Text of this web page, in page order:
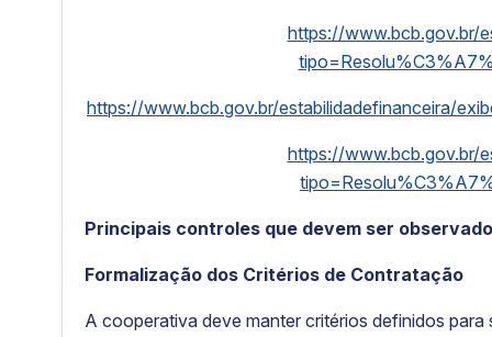
https://www.bcb.gov.br/
https://www.bcb.gov.br/estabilidadefinanceira/
https://www.bcb.gov.br/
Principais controles que devem ser
Formalização dos Critérios de Contratação
A cooperativa deve manter critérios definidos